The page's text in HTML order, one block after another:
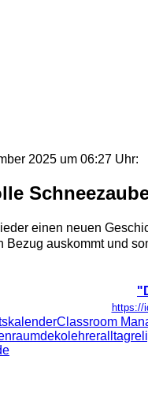
2025 um 06:27 Uhr:
einen neuen
auskommt und
https://
Classroom
lehreralltag